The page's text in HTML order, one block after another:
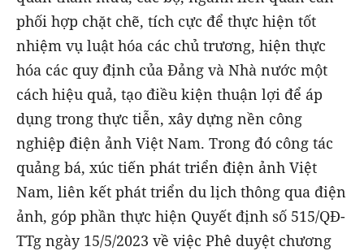
phối hợp chặt chẽ, tích cực để thực hiện tốt
nhiệm vụ luật hóa các chủ trương, hiện thực
hóa các quy định của Đảng và Nhà nước một
cách hiệu quả, tạo điều kiện thuận lợi để áp
dụng trong thực tiễn, xây dựng nền công
nghiệp điện ảnh Việt Nam. Trong đó công tác
quảng bá, xúc tiến phát triển điện ảnh Việt
Nam, liên kết phát triển du lịch thông qua điện
ảnh, góp phần thực hiện Quyết định số 515/QĐ-
TTg ngày 15/5/2023 về việc Phê duyệt chương